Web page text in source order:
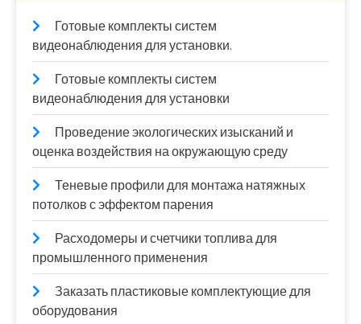
Готовые комплекты систем
видеонаблюдения для установки.
Готовые комплекты систем
видеонаблюдения для установки
Проведение экологических изысканий и
оценка воздействия на окружающую среду
Теневые профили для монтажа натяжных
потолков с эффектом парения
Расходомеры и счетчики топлива для
промышленного применения
Заказать пластиковые комплектующие для
оборудования